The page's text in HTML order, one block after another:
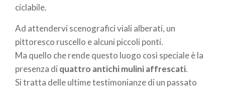
ciclabile.
Ad attendervi scenografici viali alberati, un
pittoresco ruscello e alcuni piccoli ponti.
Ma quello che rende questo luogo così speciale è la
presenza di quattro antichi mulini affrescati.
Si tratta delle ultime testimonianze di un passato